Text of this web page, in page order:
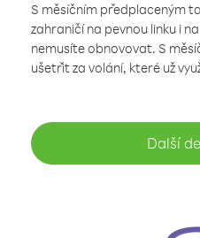
S měsíčním předplaceným
zahraničí na pevnou linku i
nemusíte obnovovat. S
ušetřit za volání, které už
Další